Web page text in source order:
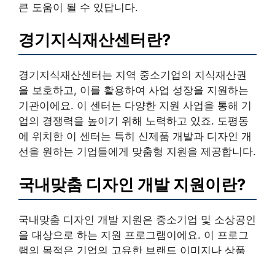
큰 도움이 될 수 있답니다.
경기지식재산센터란?
경기지식재산센터는 지역 중소기업의 지식재산권
을 보호하고, 이를 활용하여 사업 성장을 지원하는
기관이에요. 이 센터는 다양한 지원 사업을 통해 기
업의 경쟁력을 높이기 위해 노력하고 있죠. 도평동
에 위치한 이 센터는 특히 신제품 개발과 디자인 개
선을 원하는 기업들에게 맞춤형 지원을 제공합니다.
국내맞춤 디자인 개발 지원이란?
국내맞춤 디자인 개발 지원은 중소기업 및 소상공인
을 대상으로 하는 지원 프로그램이에요. 이 프로그
램의 목적은 기업의 고유한 브랜드 이미지나 상품